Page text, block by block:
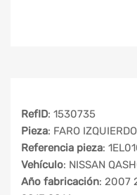
RefID: 1530735
Pieza: FARO IZQUIERDO
Referencia pieza:
Vehículo: NISSAN
Año fabricación: 2007